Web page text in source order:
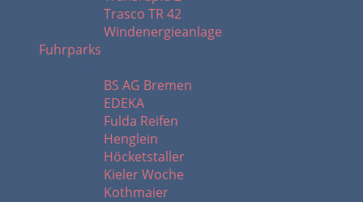
Trasco TR 42
Windenergieanlage
Fuhrparks
BS AG Bremen
EDEKA
Fulda Reifen
Henglein
Höcketstaller
Kieler Woche
Kothmaier